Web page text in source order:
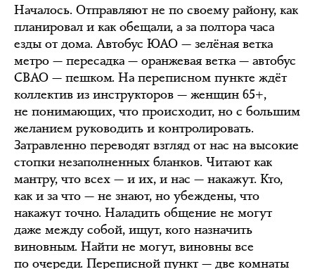
Началось. Отправляют не по своему району, как
планировал и как обещали, а за полтора часа
езды от дома. Автобус ЮАО — зелёная ветка
метро — пересадка — оранжевая ветка — автобус
СВАО — пешком. На переписном пункте ждёт
коллектив из инструкторов — женщин 65+,
не понимающих, что происходит, но с большим
желанием руководить и контролировать.
Затравленно переводят взгляд от нас на высокие
стопки незаполненных бланков. Читают как
мантру, что всех — и их, и нас — накажут. Кто,
как и за что — не знают, но убеждены, что
накажут точно. Наладить общение не могут
даже между собой, ищут, кого назначить
виновным. Найти не могут, виновны все
по очереди. Переписной пункт — две комнаты